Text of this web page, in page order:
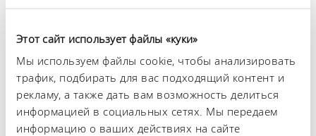
Этот сайт использует файлы «куки»
Мы используем файлы cookie, чтобы анализировать
трафик, подбирать для вас подходящий контент и
рекламу, а также дать вам возможность делиться
информацией в социальных сетях. Мы передаем
информацию о ваших действиях на сайте
биотехнология
Контроль температуры имеет решающее значение
для качества результатов исследований и
производства.
К примеру применения